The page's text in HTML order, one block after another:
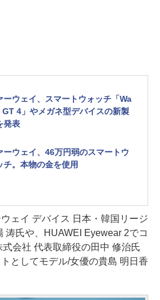
ーウェイ、スマートウォッチ「Wa
4」やメガネ型デバイスの新製
発表
ーウェイ、46万円弱のスマートウ
チ。本物の金を使用
ェイ デバイス 日本・韓国リージ
涛氏や、HUAWEI Eyewear 2でコ
会社 代表取締役の田中 修治氏
としてモデル/女優の貴島 明日香